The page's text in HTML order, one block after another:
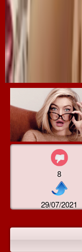
8
29/07/2021